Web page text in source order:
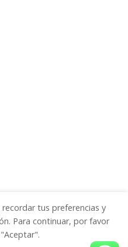
tus preferencias y
Para continuar, por favor